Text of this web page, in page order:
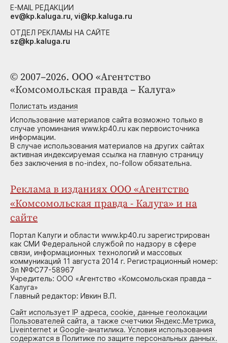
© 2007–2026. ООО «Агентство
«Комсомольская правда – Калуга»
Полистать издания
Использование материалов сайта возможно только в
случае упоминания www.kp40.ru как первоисточника
информации.
В случае использования материалов на других сайтах
активная индексируемая ссылка на главную страницу
без заключения в no-index, no-follow обязательна.
Реклама в изданиях ООО «Агентство
«Комсомольская правда - Калуга» и на
сайте
Портал Калуги и области www.kp40.ru зарегистрирован
как СМИ Федеральной службой по надзору в сфере
связи, информационных технологий и массовых
коммуникаций 11 августа 2014 г. Регистрационный номер:
Эл №ФС77-58967
Учредитель: ООО «Агентство «Комсомольская правда –
Калуга»
Главный редактор: Ивкин В.П.
Сайт использует IP адреса, cookie, данные геолокации
Пользователей сайта, а также счетчики Яндекс.Метрика,
Liveinternet и Google-анатилика. Условия использования
содержатся в Политике по защите персональных данных.
E-MAIL РЕДАКЦИИ
ev@kp.kaluga.ru, vi@kp.kaluga.ru
ОТДЕЛ РЕКЛАМЫ НА САЙТЕ
sz@kp.kaluga.ru